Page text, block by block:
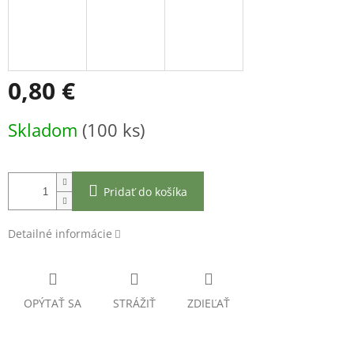
0,80 €
cena:
Skladom (100 ks)
Pridať do košíka
Detailné informácie
OPÝTAŤ SA STRÁŽIŤ ZDIEĽAŤ